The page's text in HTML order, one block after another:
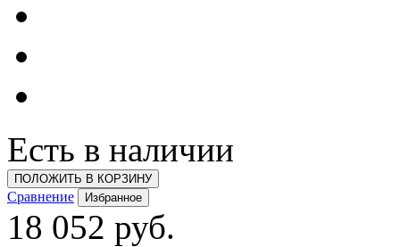
Есть в наличии
ПОЛОЖИТЬ В КОРЗИНУ
Сравнение Избранное
18 052 руб.